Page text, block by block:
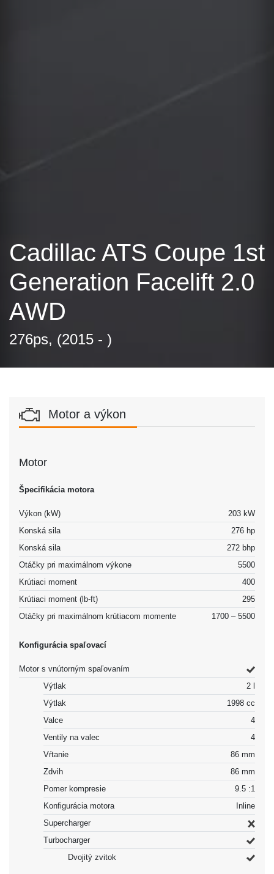
Cadillac ATS Coupe 1st
Generation Facelift 2.0
AWD
276ps, (2015 - )
Motor a výkon
Motor
Špecifikácia motora
Výkon (kW)
203 kW
Konská sila
276 hp
Konská sila
272 bhp
Otáčky pri maximálnom výkone
5500
Krútiaci moment
400
Krútiaci moment (lb-ft)
295
Otáčky pri maximálnom krútiacom momente
1700 – 5500
Konfigurácia spaľovací
Motor s vnútorným spaľovaním
Výtlak
2 l
Výtlak
1998 cc
Valce
4
Ventily na valec
4
Vŕtanie
86 mm
Zdvih
86 mm
Pomer kompresie
9.5 :1
Konfigurácia motora
Inline
Supercharger
Turbocharger
Dvojitý zvitok